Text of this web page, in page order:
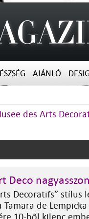
AJÁNLÓ
des Arts
Deco
Decoratifs” stílus
Tamara de
10-ből kilenc